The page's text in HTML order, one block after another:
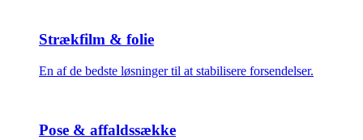
Strækfilm & folie
En af de bedste løsninger til at stabilisere forsendelser.
Pose & affaldssække